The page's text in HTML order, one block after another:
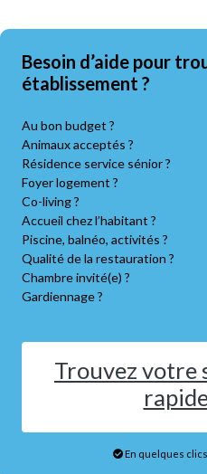
Besoin d’aide pour
établissement ?
Au bon budget ?
Animaux acceptés ?
Résidence service sénior ?
Foyer logement ?
Co-living ?
Accueil chez l’habitant ?
Piscine, balnéo, activités ?
Qualité de la restauration ?
Chambre invité(e) ?
Gardiennage ?
Trouvez votre
En quelques clics